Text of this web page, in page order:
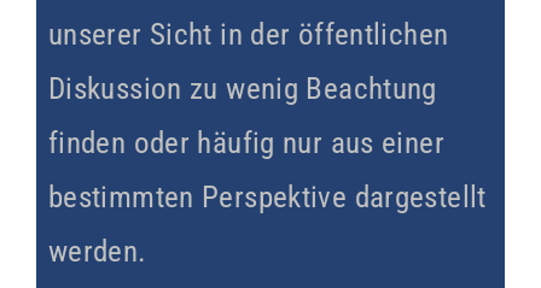
unserer Sicht in der öffentlichen
Diskussion zu wenig Beachtung
finden oder häufig nur aus einer
bestimmten Perspektive dargestellt
werden.